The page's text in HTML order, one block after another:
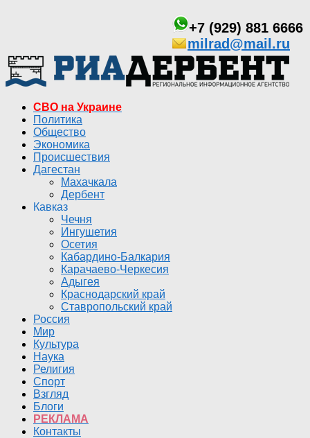
+7 (929) 881 6666
milrad@mail.ru
СВО на Украине
Политика
Общество
Экономика
Происшествия
Дагестан
Махачкала
Дербент
Кавказ
Чечня
Ингушетия
Осетия
Кабардино-Балкария
Карачаево-Черкесия
Адыгея
Краснодарский край
Ставропольский край
Россия
Мир
Культура
Наука
Религия
Спорт
Взгляд
Блоги
РЕКЛАМА
Контакты